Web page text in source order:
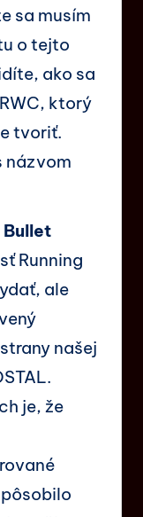
sa musím
o tejto
ako sa
ktorý
tvoriť.
názvom
Bullet
Running
ale
našej
je, že